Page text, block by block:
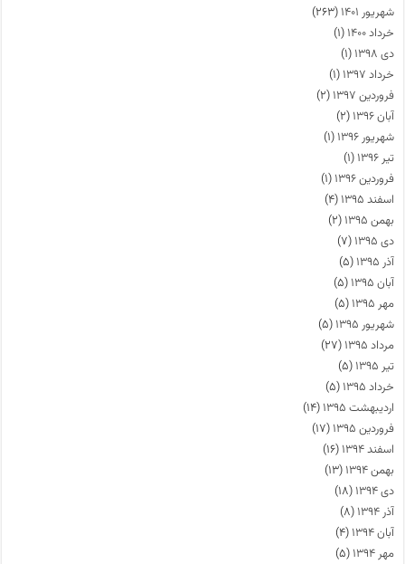
شهریور ۱۴۰۱
(۲۶۳)
خرداد ۱۴۰۰
(۱)
دی ۱۳۹۸
(۱)
خرداد ۱۳۹۷
(۱)
فروردین ۱۳۹۷
(۲)
آبان ۱۳۹۶
(۲)
شهریور ۱۳۹۶
(۱)
تیر ۱۳۹۶
(۱)
فروردین ۱۳۹۶
(۱)
اسفند ۱۳۹۵
(۴)
بهمن ۱۳۹۵
(۲)
دی ۱۳۹۵
(۷)
آذر ۱۳۹۵
(۵)
آبان ۱۳۹۵
(۵)
مهر ۱۳۹۵
(۵)
شهریور ۱۳۹۵
(۵)
مرداد ۱۳۹۵
(۲۷)
تیر ۱۳۹۵
(۵)
خرداد ۱۳۹۵
(۵)
اردیبهشت ۱۳۹۵
(۱۴)
فروردین ۱۳۹۵
(۱۷)
اسفند ۱۳۹۴
(۱۶)
بهمن ۱۳۹۴
(۱۳)
دی ۱۳۹۴
(۱۸)
آذر ۱۳۹۴
(۸)
آبان ۱۳۹۴
(۴)
مهر ۱۳۹۴
(۵)